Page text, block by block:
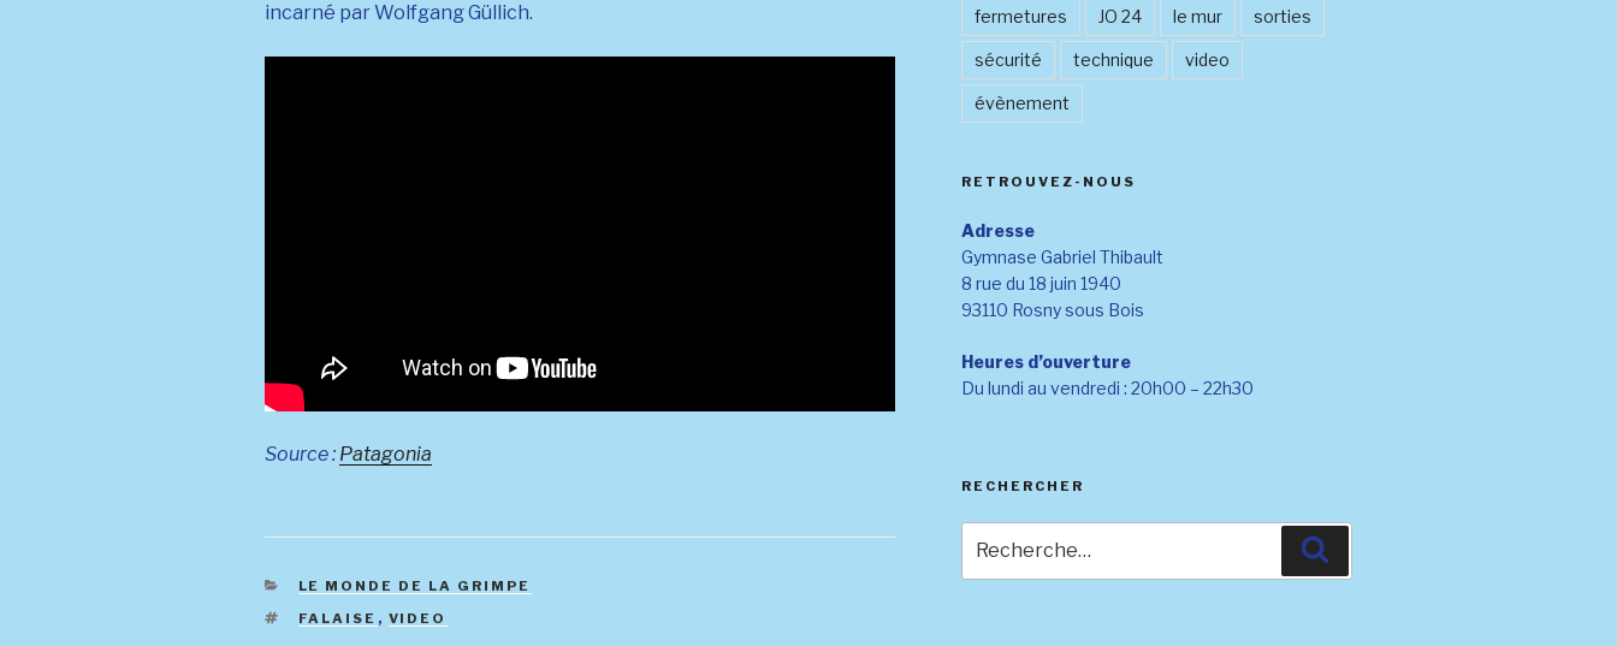
incarné par Wolfgang Güllich.
Source : Patagonia
CATÉGORIES
LE MONDE DE LA GRIMPE
ÉTIQUETTES
FALAISE , VIDEO
fermetures JO 24 le mur sorties
sécurité technique video
évènement
RETROUVEZ-NOUS
Adresse
Gymnase Gabriel Thibault
8 rue du 18 juin 1940
93110 Rosny sous Bois
Heures d’ouverture
Du lundi au vendredi : 20h00 – 22h30
RECHERCHER
pour
: